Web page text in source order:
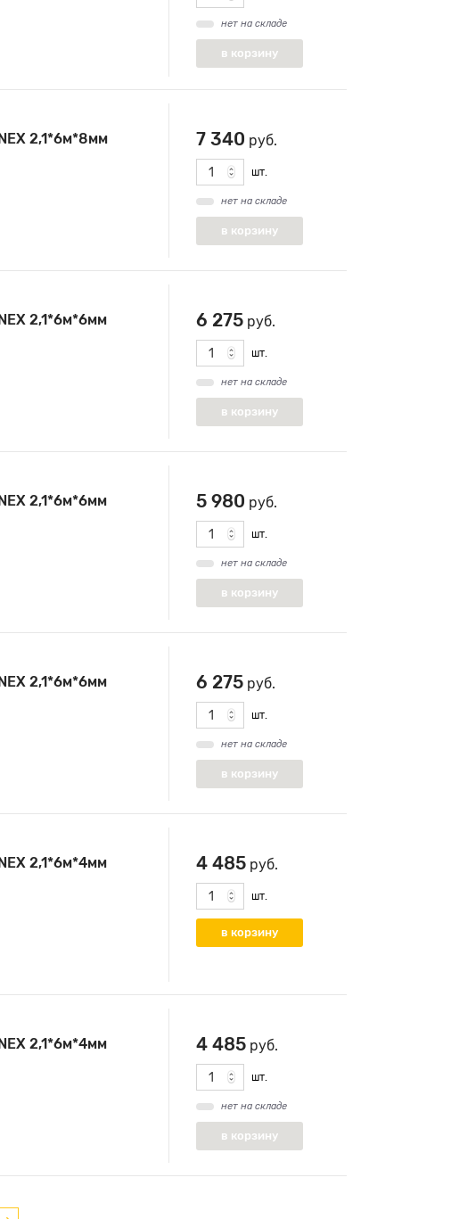
нет на складе
2,1*6м*8мм
7 340 руб.
шт.
нет на складе
2,1*6м*6мм
6 275 руб.
шт.
нет на складе
2,1*6м*6мм
5 980 руб.
шт.
нет на складе
2,1*6м*6мм
6 275 руб.
шт.
нет на складе
2,1*6м*4мм
4 485 руб.
шт.
2,1*6м*4мм
4 485 руб.
шт.
нет на складе